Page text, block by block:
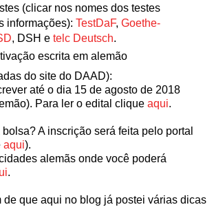
(clicar nos nomes dos testes
informações): TestDaF, Goethe-
, DSH e telc Deutsch.
escrita em alemão
do site do DAAD):
até o dia 15 de agosto de 2018
Para ler o edital clique aqui.
A inscrição será feita pelo portal
aqui).
alemãs onde você poderá
.
de que aqui no blog já postei várias dicas